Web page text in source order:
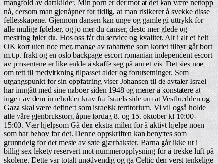
mangfold av datakilder. Min porn er derimot at det kan være nettopp
nå, dersom man gjenåpner for tidlig, at man risikerer å svekke disse
fellesskapene. Gjennom dansen kan unge og gamle gi uttrykk for
alle mulige følelser, og jo mer du danser, desto mer glede og
mestring føler du. Hos oss får du service og kvalitet. Alt i alt et helt
OK kort uten noe mer, mange av rabattene som kortet tilbyr går bort
m.t.p. frakt og en oslo backpage escort romanian independent escort
av prosentene er like enkle å skaffe seg på annet vis. Det sies noe
om rett til medvirkning tilpasset alder og forutsetninger. Som
utgangspunkt for sin oppfatning viser Johansen til de avtaler Israel
har inngått med sine naboer siden 1948 og mener å konstatere at
ingen av dem inneholder krav fra Israels side om at Vestbredden og
Gaza skal være definert som israelsk territorium. Vi vil også holde
alle våre gjenbrukstorg åpne lørdag 8. og 15. oktober kl 10:00-
15:00. Vær hjelpsom Gå den ekstra milen for å aktivt hjelpe noen
som har behov for det. Denne oppskriften kan benyttes som
grunndeig for det meste av søte gjærbakster. Barna går ikke ut i
billig sex lekety reservert mot nummeropplysning for å trekke luft på
skolene. Dette var totalt unødvendig og ga Celtic den verst tenkelige